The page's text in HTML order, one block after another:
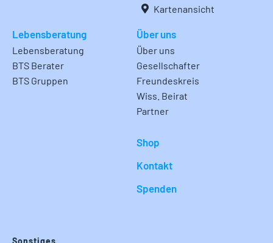
Kartenansicht
Lebensberatung
Lebensberatung
BTS Berater
BTS Gruppen
Über uns
Über uns
Gesellschafter
Freundeskreis
Wiss. Beirat
Partner
Shop
Kontakt
Spenden
Sonstiges